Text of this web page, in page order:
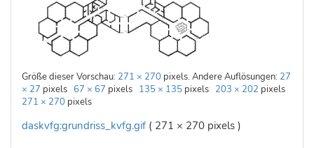
Größe dieser Vorschau: 271 × 270 pixels. Andere Auflösungen: 27
× 27 pixels 67 × 67 pixels 135 × 135 pixels 203 × 202 pixels
271 × 270 pixels
daskvfg:grundriss_kvfg.gif ( 271 × 270 pixels )